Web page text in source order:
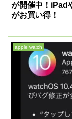
が開催中！iPad
がお買い得！
apple watch